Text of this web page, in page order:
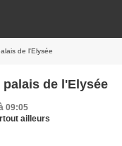
de l'Elysée
palais de l'Elysée
09:05
ailleurs